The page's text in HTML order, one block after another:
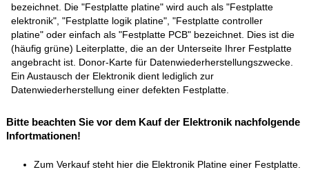
bezeichnet. Die "Festplatte platine" wird auch als "Festplatte
elektronik", "Festplatte logik platine", "Festplatte controller
platine" oder einfach als "Festplatte PCB" bezeichnet. Dies ist die
(häufig grüne) Leiterplatte, die an der Unterseite Ihrer Festplatte
angebracht ist. Donor-Karte für Datenwiederherstellungszwecke.
Ein Austausch der Elektronik dient lediglich zur
Datenwiederherstellung einer defekten Festplatte.
Bitte beachten Sie vor dem Kauf der Elektronik nachfolgende
Infortmationen!
Zum Verkauf steht hier die Elektronik Platine einer Festplatte.